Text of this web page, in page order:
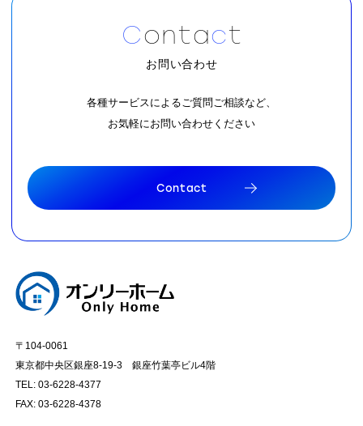
Contact
お問い合わせ
各種サービスによるご質問ご相談など、
お気軽にお問い合わせください
Contact
〒104-0061
東京都中央区銀座8-19-3 銀座竹葉亭ビル4階
TEL: 03-6228-4377
FAX: 03-6228-4378